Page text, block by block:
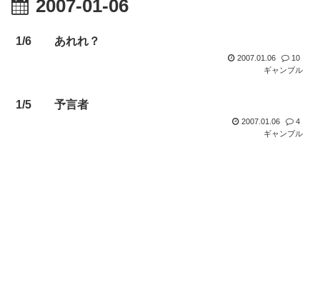
2007-01-06
1/6 あれれ？
2007.01.06
10
ギャンブル
1/5 予言者
2007.01.06
4
ギャンブル